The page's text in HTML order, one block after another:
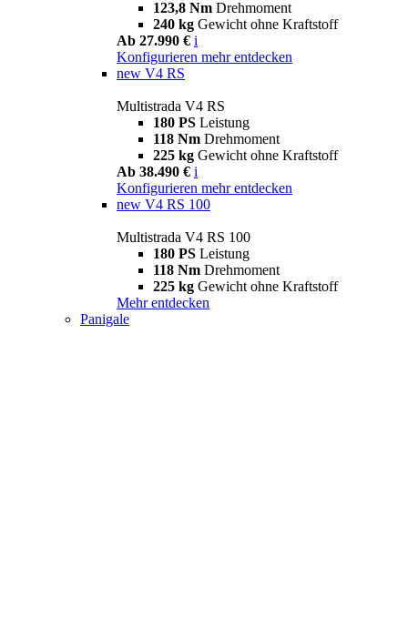
123,8 Nm Drehmoment
240 kg Gewicht ohne Kraftstoff
Ab 27.990 € i
Konfigurieren mehr entdecken
new V4 RS
Multistrada V4 RS
180 PS Leistung
118 Nm Drehmoment
225 kg Gewicht ohne Kraftstoff
Ab 38.490 € i
Konfigurieren mehr entdecken
new V4 RS 100
Multistrada V4 RS 100
180 PS Leistung
118 Nm Drehmoment
225 kg Gewicht ohne Kraftstoff
Mehr entdecken
Panigale